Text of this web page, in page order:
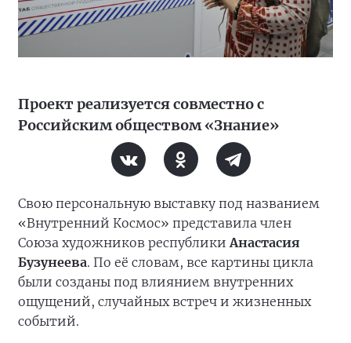
Проект реализуется совместно с
Российским обществом «Знание»
Свою персональную выставку под названием
«Внутренний Космос» представила член
Союза художников республики Анастасия
Бузунеева. По её словам, все картины цикла
были созданы под влиянием внутренних
ощущений, случайных встреч и жизненных
событий.